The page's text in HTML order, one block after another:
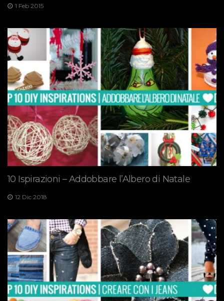
1 Feb 2015
10 Ispirazioni – Addobbare l’Albero di Natale
12 Dic 2018